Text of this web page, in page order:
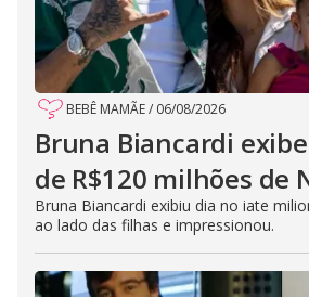
BEBÊ MAMÃE/ 06/08/2026
Bruna Biancardi
de R$120 milhões de
Bruna Biancardi exibiu dia no iate
ao lado das filhas e impressionou.